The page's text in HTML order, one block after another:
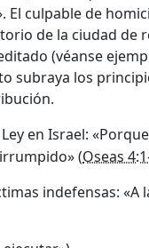
culpable de
de la ciudad de
(véanse
subraya los
en Israel:
(Oseas
indefensas: «A